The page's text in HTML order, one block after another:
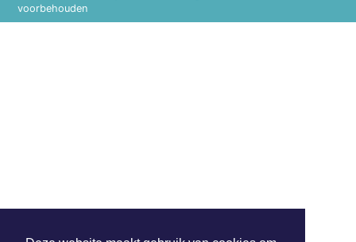
voorbehouden